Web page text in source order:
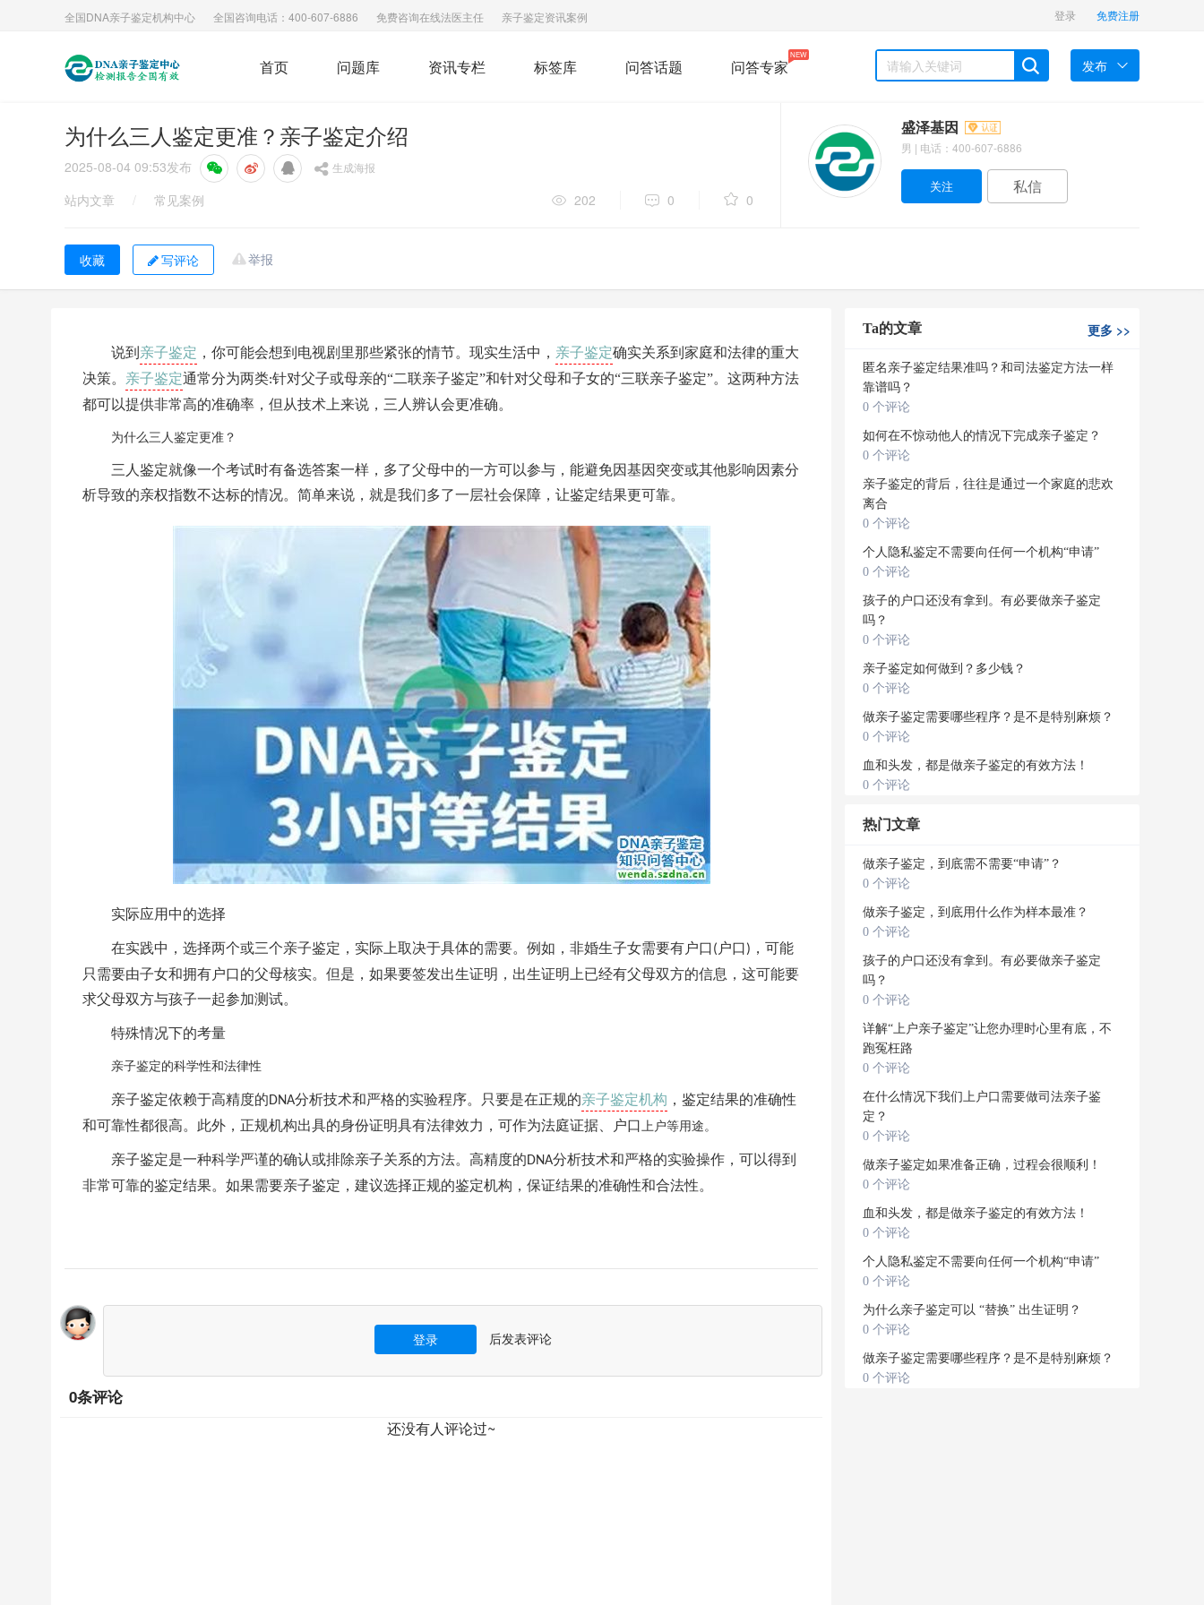
全国DNA亲子鉴定机构中心 全国咨询电话：400-607-6886 免费咨询在线法医主任 亲子鉴定资讯案例 登录 免费注册
首页 问题库 资讯专栏 标签库 问答话题 问答专家
NEW
发布
为什么三人鉴定更准？亲子鉴定介绍
2025-08-04 09:53发布 生成海报
站内文章 / 常见案例 202 0 0
盛泽基因
男 | 电话：400-607-6886
私信
举报
写评论
说到 亲子鉴定 ，你可能会想到电视剧里那些紧张的情节。现实生活中， 亲子鉴定确实关系到家庭和法律的重大
决策。 亲子鉴定通常分为两类:针对父子或母亲的“二联亲子鉴定”和针对父母和子女的“三联亲子鉴定”。这两种方法
都可以提供非常高的准确率，但从技术上来说，三人辨认会更准确。
为什么三人鉴定更准？
三人鉴定就像一个考试时有备选答案一样，多了父母中的一方可以参与，能避免因基因突变或其他影响因素分
析导致的亲权指数不达标的情况。简单来说，就是我们多了一层社会保障，让鉴定结果更可靠。
实际应用中的选择
在实践中，选择两个或三个亲子鉴定，实际上取决于具体的需要。例如，非婚生子女需要有户口( 户口) ，可能
只需要由子女和拥有户口的父母核实。但是，如果要签发出生证明，出生证明上已经有父母双方的信息，这可能要
求父母双方与孩子一起参加测试。
特殊情况下的考量
亲子鉴定的科学性和法律性
亲子鉴定依赖于高精度的DNA分析技术和严格的实验程序。只要是在正规的亲子鉴定机构 ，鉴定结果的准确性
和可靠性都很高。此外，正规机构出具的身份证明具有法律效力，可作为法庭证据、户口上户等用途。
亲子鉴定是一种科学严谨的确认或排除亲子关系的方法。高精度的DNA分析技术和严格的实验操作，可以得到
非常可靠的鉴定结果。如果需要亲子鉴定，建议选择正规的鉴定机构，保证结果的准确性和合法性。
登录 后发表评论
0条评论
还没有人评论过~
Ta的文章 更多>>
匿名亲子鉴定结果准吗？和司法鉴定方法一样
靠谱吗？
0 个评论
如何在不惊动他人的情况下完成亲子鉴定？
0 个评论
亲子鉴定的背后，往往是通过一个家庭的悲欢
离合
0 个评论
个人隐私鉴定不需要向任何一个机构“申请”
0 个评论
孩子的户口还没有拿到。有必要做亲子鉴定
吗？
0 个评论
亲子鉴定如何做到？多少钱？
0 个评论
做亲子鉴定需要哪些程序？是不是特别麻烦？
0 个评论
血和头发，都是做亲子鉴定的有效方法！
0 个评论
热门文章
做亲子鉴定，到底需不需要“申请”？
0 个评论
做亲子鉴定，到底用什么作为样本最准？
0 个评论
孩子的户口还没有拿到。有必要做亲子鉴定
吗？
0 个评论
详解“上户亲子鉴定”让您办理时心里有底，不
跑冤枉路
0 个评论
在什么情况下我们上户口需要做司法亲子鉴
定？
0 个评论
做亲子鉴定如果准备正确，过程会很顺利！
0 个评论
血和头发，都是做亲子鉴定的有效方法！
0 个评论
个人隐私鉴定不需要向任何一个机构“申请”
0 个评论
为什么亲子鉴定可以 “替换” 出生证明？
0 个评论
做亲子鉴定需要哪些程序？是不是特别麻烦？
0 个评论